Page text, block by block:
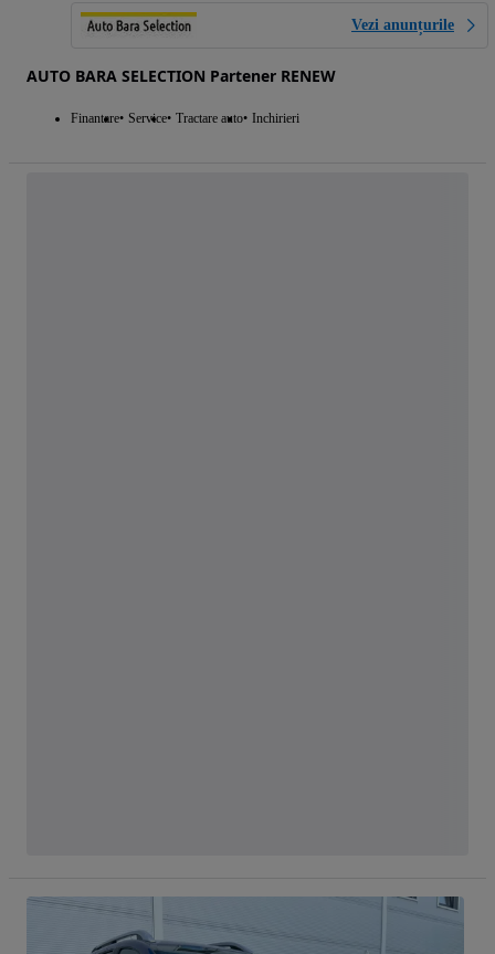
Vezi anunțurile
AUTO BARA SELECTION Partener RENEW
Finantare Service Tractare auto Inchirieri